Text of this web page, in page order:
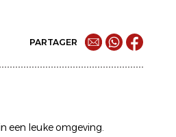
PARTAGER
een leuke omgeving.